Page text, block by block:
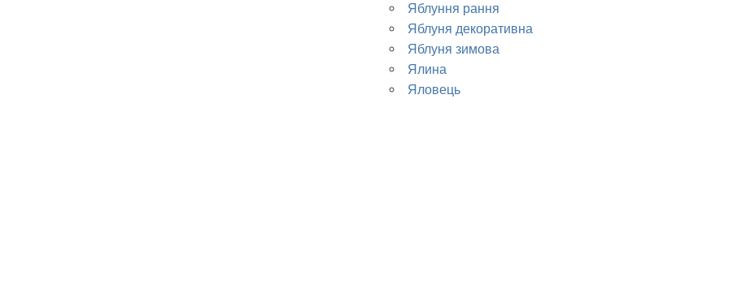
Яблуння рання
Яблуня декоративна
Яблуня зимова
Ялина
Яловець